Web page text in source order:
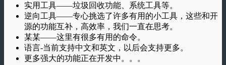
实用工具——垃圾回收功能、系统工具等。
逆向工具——专心挑选了许多有用的小工具，这些和开
源的功能互补，高效率，我们一直在思考。
某某——这里有很多有用的命令。
语言-当前支持中文和英文，以后会支持更多。
更多强大的功能正在开发中。。。